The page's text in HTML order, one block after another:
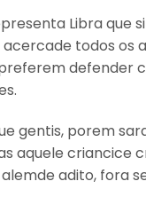
Libra que
todos os
defender
gentis, porem
aquele
adito, fora